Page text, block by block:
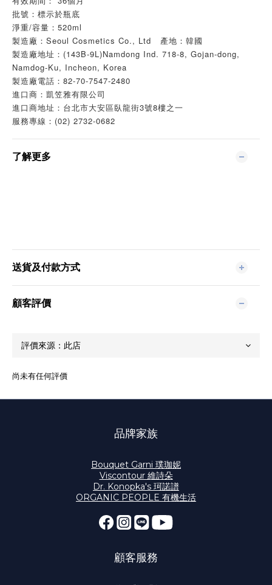
批號：標示於瓶底
淨重/容量：520ml
製造廠：Seoul Cosmetics Co., Ltd 產地：韓國
製造廠地址：(143B-9L)Namdong Ind. 718-8, Gojan-dong,
Namdog-Ku, Incheon, Korea
製造廠電話：82-70-7547-2480
進口商：凱笠雅有限公司
進口商地址：台北市大安區臥龍街3號8樓之一
服務專線：(02) 2732-0682
了解更多
送貨及付款方式
顧客評價
尚未有任何評價
品牌家族
Bouquet Garni 璞珈妮
Viscontour 維詩朵
Dr. Konopka's 珂諾譜
ORGANIC PEOPLE 有機生活
顧客服務